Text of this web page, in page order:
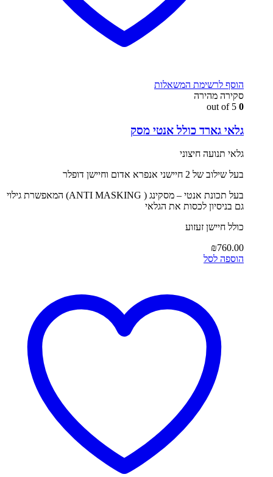
הוסף לרשימת המשאלות
סקירה מהירה
0
גלאי גארד כולל אנטי מסק
גלאי תנועה חיצוני
בעל שילוב של 2 חיישני אנפרא אדום וחיישן דופלר
בעל תכונת אנטי – מסקינג ( ANTI MASKING) המאפשרת גילוי
גם בניסיון לכסות את הגלאי
כולל חיישן זעזוע
₪760.00
הוספה לסל